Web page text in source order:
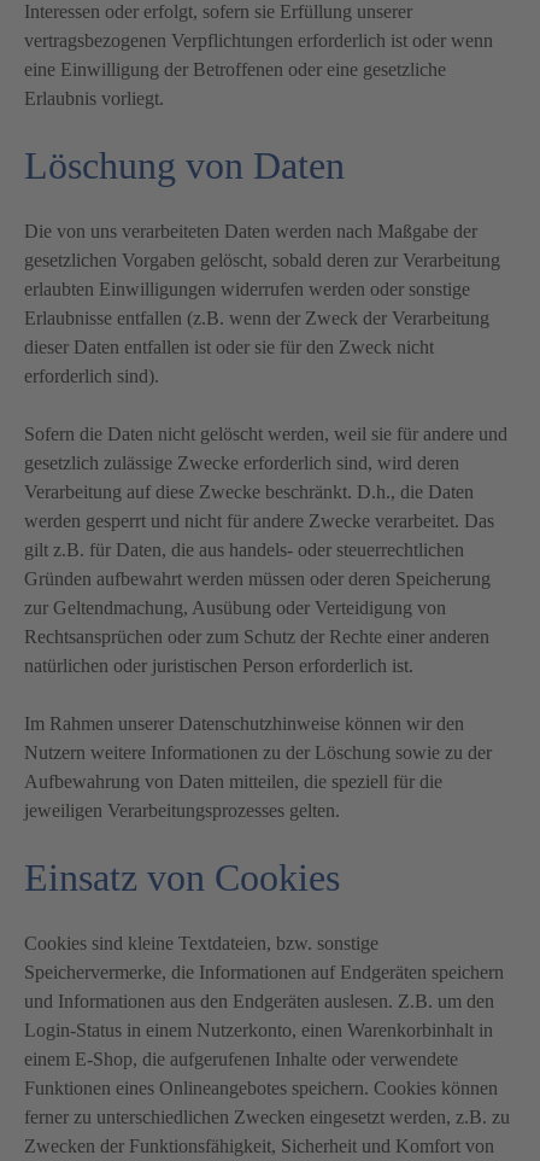
Interessen oder erfolgt, sofern sie Erfüllung unserer
vertragsbezogenen Verpflichtungen erforderlich ist oder wenn
eine Einwilligung der Betroffenen oder eine gesetzliche
Erlaubnis vorliegt.
Löschung von Daten
Die von uns verarbeiteten Daten werden nach Maßgabe der
gesetzlichen Vorgaben gelöscht, sobald deren zur Verarbeitung
erlaubten Einwilligungen widerrufen werden oder sonstige
Erlaubnisse entfallen (z.B. wenn der Zweck der Verarbeitung
dieser Daten entfallen ist oder sie für den Zweck nicht
erforderlich sind).
Sofern die Daten nicht gelöscht werden, weil sie für andere und
gesetzlich zulässige Zwecke erforderlich sind, wird deren
Verarbeitung auf diese Zwecke beschränkt. D.h., die Daten
werden gesperrt und nicht für andere Zwecke verarbeitet. Das
gilt z.B. für Daten, die aus handels- oder steuerrechtlichen
Gründen aufbewahrt werden müssen oder deren Speicherung
zur Geltendmachung, Ausübung oder Verteidigung von
Rechtsansprüchen oder zum Schutz der Rechte einer anderen
natürlichen oder juristischen Person erforderlich ist.
Im Rahmen unserer Datenschutzhinweise können wir den
Nutzern weitere Informationen zu der Löschung sowie zu der
Aufbewahrung von Daten mitteilen, die speziell für die
jeweiligen Verarbeitungsprozesses gelten.
Einsatz von Cookies
Cookies sind kleine Textdateien, bzw. sonstige
Speichervermerke, die Informationen auf Endgeräten speichern
und Informationen aus den Endgeräten auslesen. Z.B. um den
Login-Status in einem Nutzerkonto, einen Warenkorbinhalt in
einem E-Shop, die aufgerufenen Inhalte oder verwendete
Funktionen eines Onlineangebotes speichern. Cookies können
ferner zu unterschiedlichen Zwecken eingesetzt werden, z.B. zu
Zwecken der Funktionsfähigkeit, Sicherheit und Komfort von